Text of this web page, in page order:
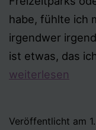
habe, fühlte ich
irgendwer
ist etwas, das
weiterlesen
Veröffentlicht am